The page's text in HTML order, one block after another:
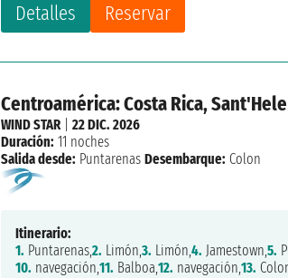
Detalles Reservar
Centroamérica: Costa Rica,
WIND STAR|22 DIC. 2026
Duración: 11 noches
Salida desde: Puntarenas Desembarque: Colon
Itinerario:
1. Puntarenas,2. Limón,3. Limón,4. Jamestown,5.
10. navegación,11. Balboa,12. navegación,13.